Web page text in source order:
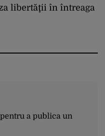
libertăţii în întreaga
a publica un